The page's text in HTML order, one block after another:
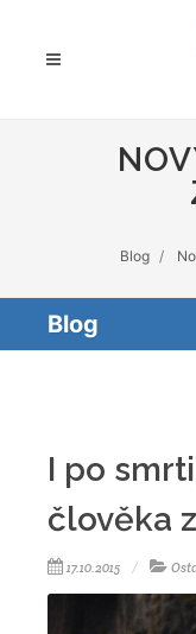
Blog
Blog
I po
člověka
17.10.2015